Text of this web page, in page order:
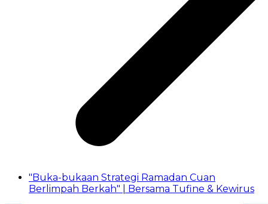
"Buka-bukaan Strategi Ramadan Cuan
Berlimpah Berkah" | Bersama Tufine & Kewirus